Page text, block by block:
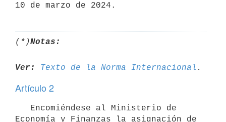
10 de marzo de 2024.
(*)Notas:
Ver: Texto de la Norma Internacional
Artículo 2
Economía y Finanzas la asignación de